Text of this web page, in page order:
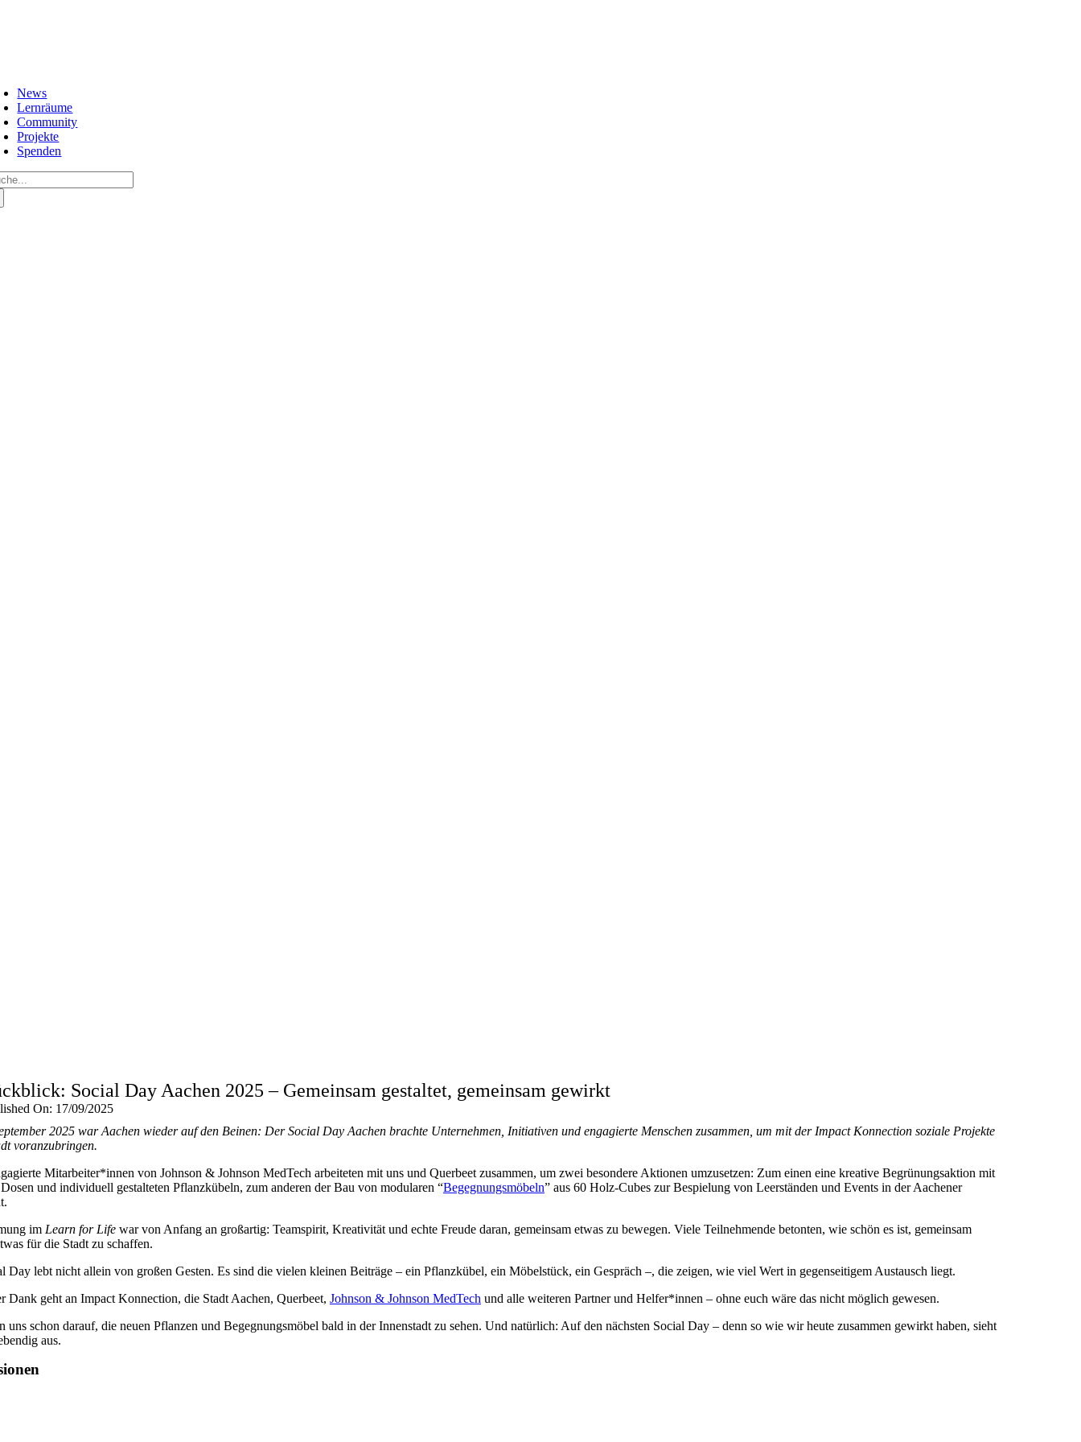
News
Lernräume
Community
Projekte
Spenden
Social Day Aachen 2025 – Gemeinsam gestaltet, gemeinsam gewirkt
On: 17/09/2025
2025 war Aachen wieder auf den Beinen: Der Social Day Aachen brachte Unternehmen, Initiativen und engagierte Menschen zusammen, um mit der Impact Konnection soziale Projekte
voranzubringen.
Mitarbeiter*innen von Johnson & Johnson MedTech arbeiteten mit uns und Querbeet zusammen, um zwei besondere Aktionen umzusetzen: Zum einen eine kreative Begrünungsaktion mit
und individuell gestalteten Pflanzkübeln, zum anderen der Bau von modularen “Begegnungsmöbeln” aus 60 Holz-Cubes zur Bespielung von Leerständen und Events in der Aachener
im Learn for Lifewar von Anfang an großartig: Teamspirit, Kreativität und echte Freude daran, gemeinsam etwas zu bewegen. Viele Teilnehmende betonten, wie schön es ist, gemeinsam
für die Stadt zu schaffen.
Day lebt nicht allein von großen Gesten. Es sind die vielen kleinen Beiträge – ein Pflanzkübel, ein Möbelstück, ein Gespräch –, die zeigen, wie viel Wert in gegenseitigem Austausch liegt.
Dank geht an Impact Konnection, die Stadt Aachen, Querbeet, Johnson & Johnson MedTech und alle weiteren Partner und Helfer*innen – ohne euch wäre das nicht möglich gewesen.
uns schon darauf, die neuen Pflanzen und Begegnungsmöbel bald in der Innenstadt zu sehen. Und natürlich: Auf den nächsten Social Day – denn so wie wir heute zusammen gewirkt haben, sieht
aus.